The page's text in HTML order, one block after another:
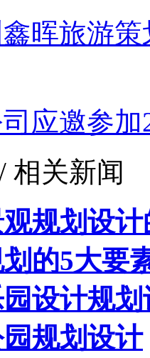
晖旅游
应邀参
相关新闻
规划设计
的5大要
设计规划
规划设计